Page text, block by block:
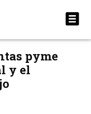
pyme
y el